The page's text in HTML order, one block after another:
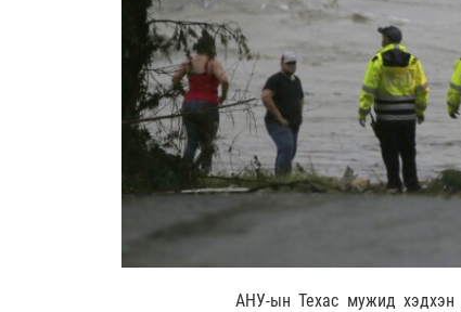
АНУ-ын Техас мужид